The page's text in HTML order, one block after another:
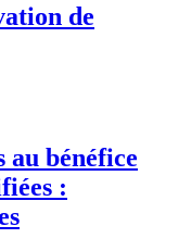
de
au bénéfice
: